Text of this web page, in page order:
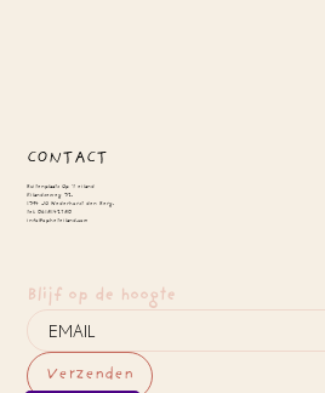
CONTACT
Buitenplaats Op 't eiland
Eilandseweg 32.
1394 JG Nederhorst den Berg.
tel: 0618142780
info@opheteiland.com
Blijf op de hoogte
Verzenden